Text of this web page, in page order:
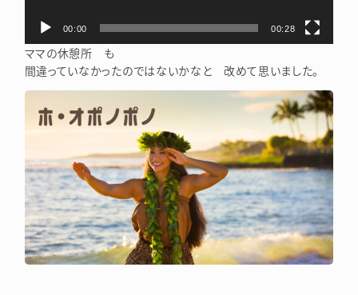
00:00 00:28
ママの休憩所 も
間違っていなかったのではないかなと 改めて思いました。